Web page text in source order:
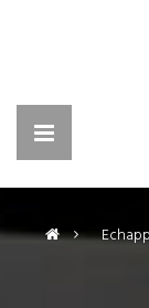
>